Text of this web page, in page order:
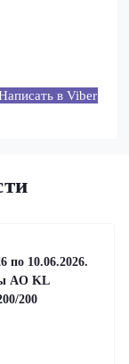
в Viber
по 10.06.2026.
AO KL
200